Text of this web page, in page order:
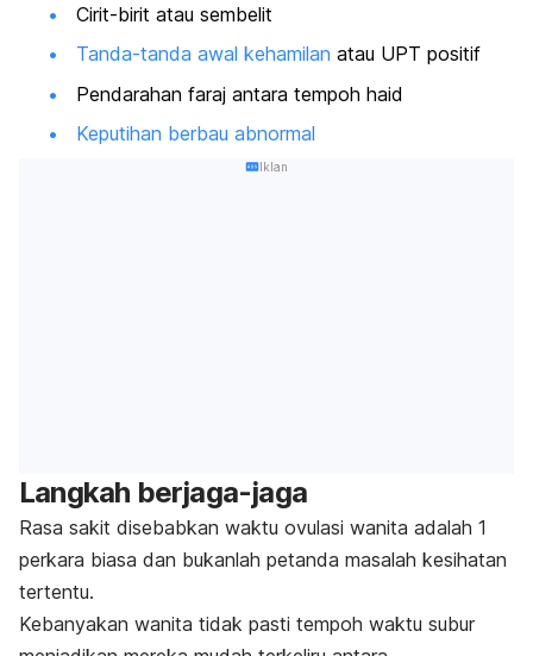
Cirit-birit atau sembelit
Tanda-tanda awal kehamilan atau UPT positif
Pendarahan faraj antara tempoh haid
Keputihan berbau abnormal
Iklan
Langkah berjaga-jaga
Rasa sakit disebabkan waktu ovulasi wanita adalah 1
perkara biasa dan bukanlah petanda masalah kesihatan
tertentu.
Kebanyakan wanita tidak pasti tempoh waktu subur